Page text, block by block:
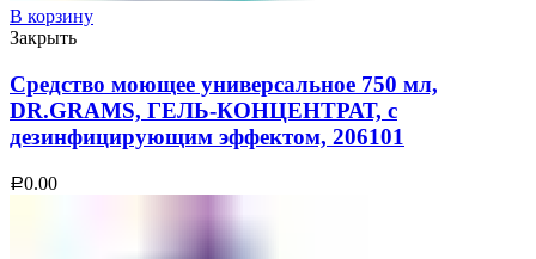
В корзину
Закрыть
Средство моющее универсальное 750 мл,
DR.GRAMS, ГЕЛЬ-КОНЦЕНТРАТ, с
дезинфицирующим эффектом, 206101
Р0.00